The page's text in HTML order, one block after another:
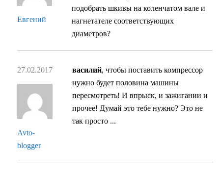
Евгений
подобрать шкивы на коленчатом вале и
нагнетателе соответствующих
диаметров?
27.02.2017
Avto-
blogger
василий, чтобы поставить компрессор
нужно будет половина машины
пересмотреть! И впрыск, и зажигании и
прочее! Думай это тебе нужно? Это не
так просто ...